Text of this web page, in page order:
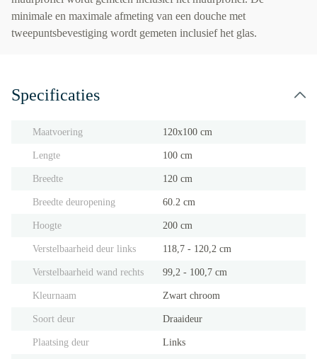
minimale en maximale afmeting van een douche met
tweepuntsbevestiging wordt gemeten inclusief het glas.
Specificaties
Maatvoering 120x100 cm
Lengte 100 cm
Breedte 120 cm
Breedte deuropening 60.2 cm
Hoogte 200 cm
Verstelbaarheid deur links 118,7 - 120,2 cm
Verstelbaarheid wand rechts 99,2 - 100,7 cm
Kleurnaam Zwart chroom
Soort deur Draaideur
Plaatsing deur Links